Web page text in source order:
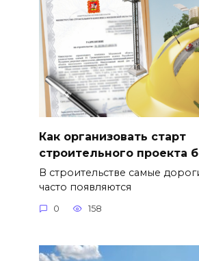
Как организовать старт
строительного проекта
В строительстве самые
часто появляются
0 158